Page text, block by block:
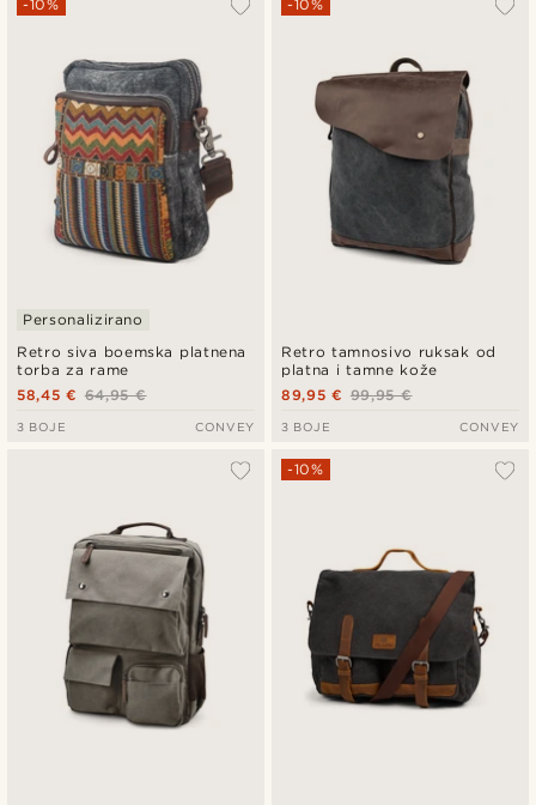
Retro siva boemska platnena
torba za rame
-10%
Personalizirano
64,95 €
58,45 €
3 BOJE CONVEY
Retro tamnosivo ruksak od
platna i tamne kože
-10%
99,95 €
89,95 €
3 BOJE CONVEY
-10%